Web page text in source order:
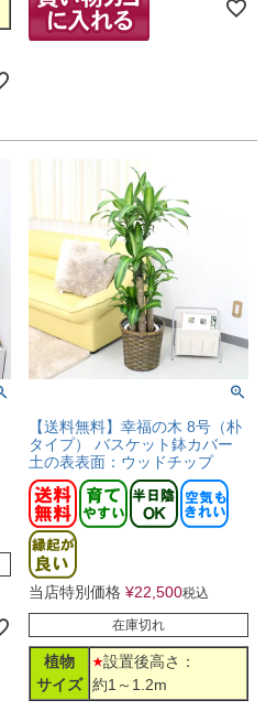
【送料無料】幸福の木 8号（朴
タイプ） バスケット鉢カバー
土の表表面：ウッドチップ
当店特別価格 ¥22,500税込
在庫切れ
植物
サイズ
設置後高さ：
約1～1.2m